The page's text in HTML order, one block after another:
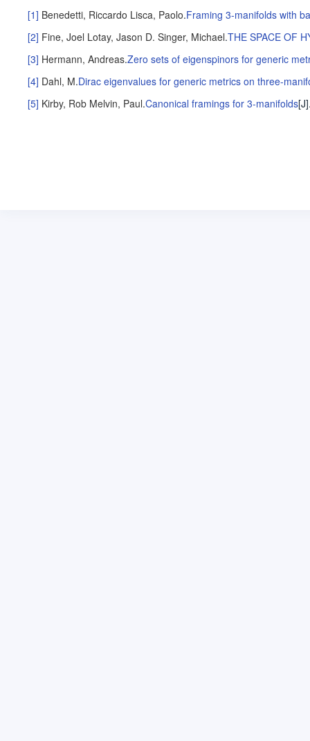
[1] Benedetti, Riccardo Lisca, Paolo.Framing 3-manifolds with
[2] Fine, Joel Lotay, Jason D. Singer, Michael.THE SPACE OF
[3] Hermann, Andreas.Zero sets of eigenspinors for generic
[4] Dahl, M.Dirac eigenvalues for generic metrics on three-
[5] Kirby, Rob Melvin, Paul.Canonical framings for 3-manifolds